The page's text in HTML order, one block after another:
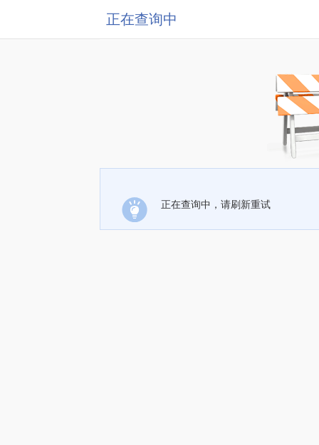
正在查询中
正在查询中，请刷新重试